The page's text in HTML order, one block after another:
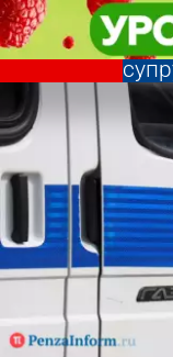
В стране и
мире
В стране и
мире